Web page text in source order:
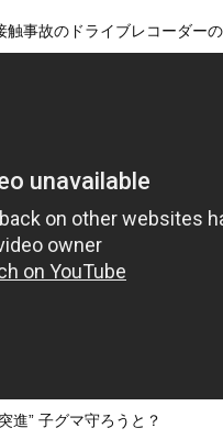
、阿波踊りでワキ祭り
ｗｗｗｗ
で精子ドクドク作られるわｗｗｗｗ
来ない
ップでトラックと衝突したドラレコ
事故のドライブレコーダーの
進” 子グマ守ろうと？